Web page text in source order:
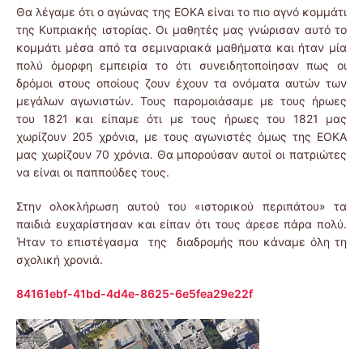
Θα λέγαμε ότι ο αγώνας της ΕΟΚΑ είναι το πιο αγνό κομμάτι
της Κυπριακής ιστορίας. Οι μαθητές μας γνώρισαν αυτό το
κομμάτι μέσα από τα σεμιναριακά μαθήματα και ήταν μία
πολύ όμορφη εμπειρία το ότι συνειδητοποίησαν πως οι
δρόμοι στους οποίους ζουν έχουν τα ονόματα αυτών των
μεγάλων αγωνιστών. Τους παρομοιάσαμε με τους ήρωες
του 1821 και είπαμε ότι με τους ήρωες του 1821 μας
χωρίζουν 205 χρόνια, με τους αγωνιστές όμως της ΕΟΚΑ
μας χωρίζουν 70 χρόνια. Θα μπορούσαν αυτοί οι πατριώτες
να είναι οι παππούδες τους.
Στην ολοκλήρωση αυτού του «ιστορικού περιπάτου» τα
παιδιά ευχαρίστησαν και είπαν ότι τους άρεσε πάρα πολύ.
Ήταν το επιστέγασμα της διαδρομής που κάναμε όλη τη
σχολική χρονιά.
84161ebf-41bd-4d4e-8625-6e5fea29e22f